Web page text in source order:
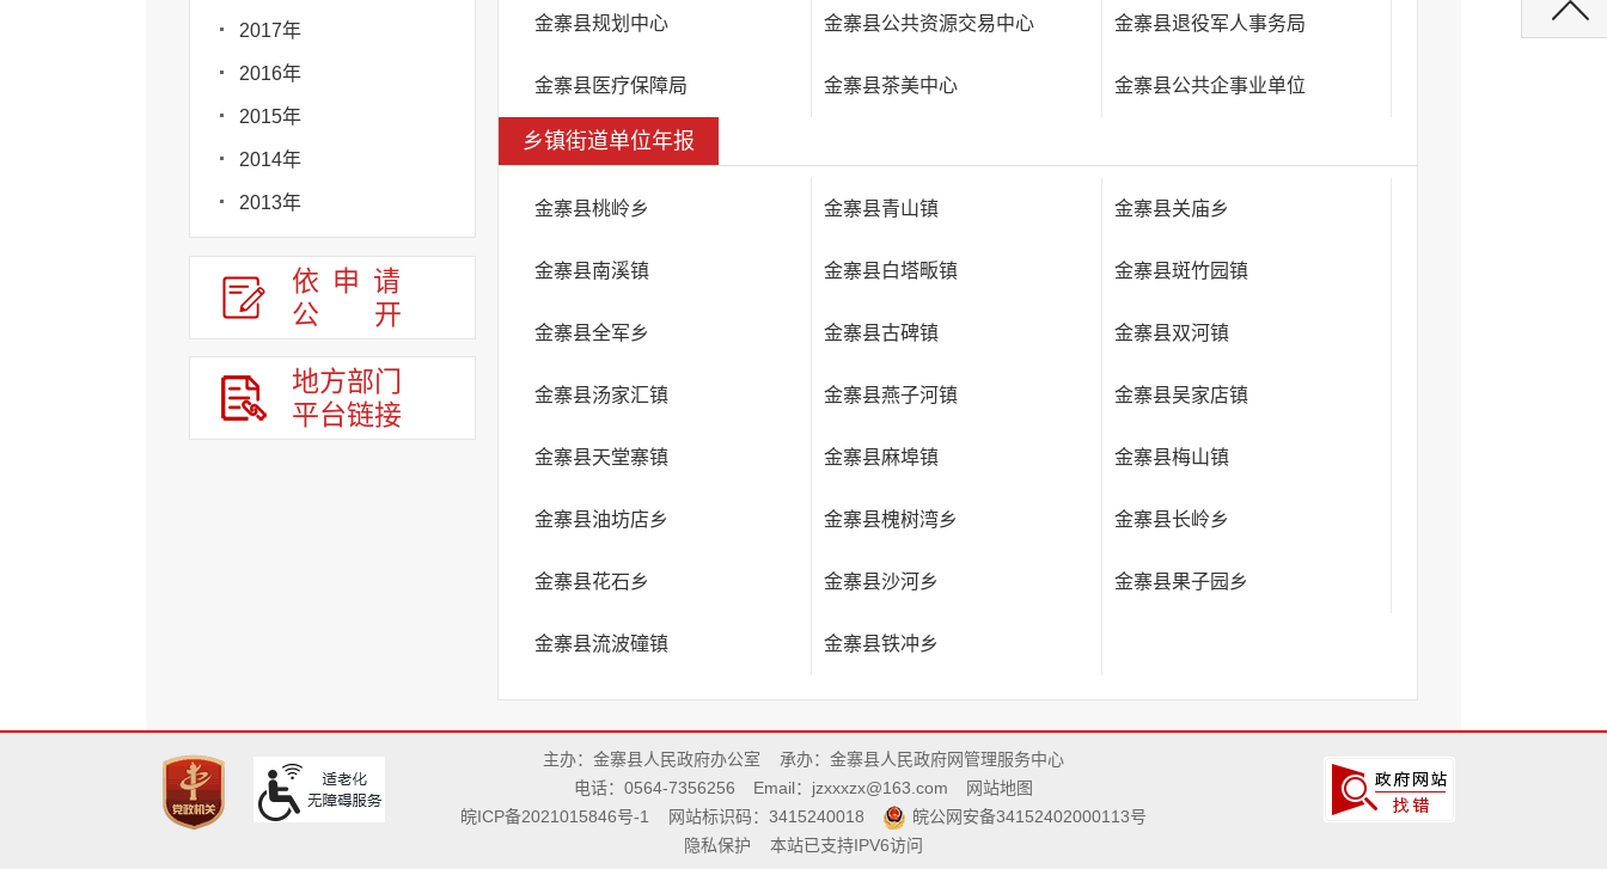
2017年
2016年
2015年
2014年
2013年
依申请
公
开
地方部门
平台链接
金寨县规划中心 金寨县公共资源交易中心 金寨县退役军人事务局
金寨县医疗保障局 金寨县茶美中心 金寨县公共企事业单位
乡镇街道单位年报
金寨县桃岭乡 金寨县青山镇 金寨县关庙乡
金寨县南溪镇 金寨县白塔畈镇 金寨县斑竹园镇
金寨县全军乡 金寨县古碑镇 金寨县双河镇
金寨县汤家汇镇 金寨县燕子河镇 金寨县吴家店镇
金寨县天堂寨镇 金寨县麻埠镇 金寨县梅山镇
金寨县油坊店乡 金寨县槐树湾乡 金寨县长岭乡
金寨县花石乡 金寨县沙河乡 金寨县果子园乡
金寨县流波䃥镇 金寨县铁冲乡
主办：金寨县人民政府办公室
承办：金寨县人民政府网管理服务中心
电话：0564-7356256
Email：jzxxxzx@163.com
网站地图
皖ICP备2021015846号-1
网站标识码：3415240018
皖公网安备34152402000113号
隐私保护
本站已支持IPV6访问